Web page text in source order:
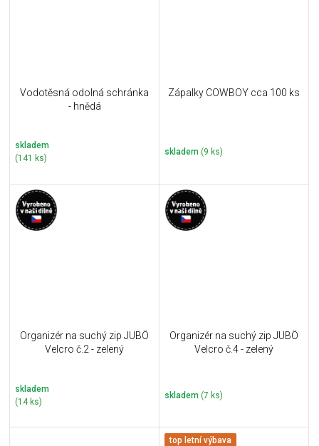
Vodotěsná odolná schránka
- hnědá
skladem
(141 ks)
Zápalky COWBOY cca 100 ks
skladem (9 ks)
Organizér na suchý zip JUBÖ
Velcro č.2 - zelený
skladem
(14 ks)
Organizér na suchý zip JUBÖ
Velcro č.4 - zelený
skladem (7 ks)
top letní výbava